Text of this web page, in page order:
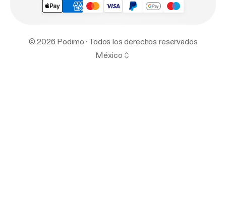
© 2026 Podimo · Todos los derechos reservados
México